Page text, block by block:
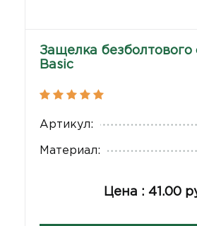
Защелка безболтового
Basic
Артикул:
Материал:
Цена : 41.00